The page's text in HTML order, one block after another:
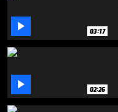
 03:17
 02:26